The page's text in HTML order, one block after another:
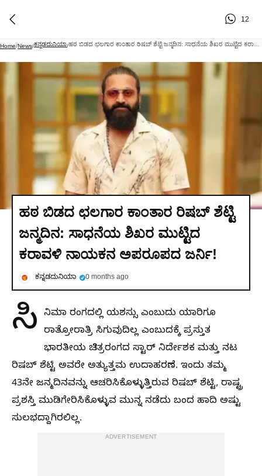
12
Home/News/ಕನ್ನಡದುನಿಯಾ/
ಹಠ ಬಿಡದ ಛಲಗಾರ ಕಾಂತಾರ ರಿಷಬ್ ಶೆಟ್ಟಿ
ಜನ್ಮದಿನ: ಸಾಧನೆಯ ಶಿಖರ ಮುಟ್ಟಿದ
ಕರಾವಳಿ ನಾಯಕನ ಅಪರೂಪದ ಜರ್ನಿ!
ಕನ್ನಡದುನಿಯಾ 0 months ago
ಸಿ ನಿಮಾ ರಂಗದಲ್ಲಿ ಯಶಸ್ಸು ಎಂಬುದು ಯಾರಿಗೂ
ರಾತ್ರೋರಾತ್ರಿ ಸಿಗುವುದಿಲ್ಲ ಎಂಬುದಕ್ಕೆ ಪ್ರಸ್ತುತ
ಭಾರತೀಯ ಚಿತ್ರರಂಗದ ಸ್ಟಾರ್ ನಿರ್ದೇಶಕ ಮತ್ತು ನಟ
ರಿಷಬ್ ಶೆಟ್ಟಿ ಅವರೇ ಅತ್ಯುತ್ತಮ ಉದಾಹರಣೆ. ಇಂದು ತಮ್ಮ
43ನೇ ಜನ್ಮದಿನವನ್ನು ಆಚರಿಸಿಕೊಳ್ಳುತ್ತಿರುವ ರಿಷಬ್ ಶೆಟ್ಟಿ, ರಾಷ್ಟ್ರ
ಪ್ರಶಸ್ತಿ ಮುಡಿಗೇರಿಸಿಕೊಳ್ಳುವ ಮುನ್ನ ನಡೆದು ಬಂದ ಹಾದಿ ಅಷ್ಟು
ಸುಲಭದ್ದಾಗಿರಲಿಲ್ಲ.
ADVERTISEMENT